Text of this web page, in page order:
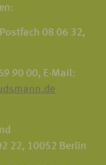
08 06 32,
90 00, E-Mail:
22, 10052 Berlin